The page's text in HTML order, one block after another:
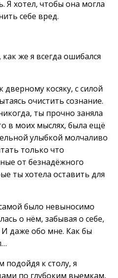
Я хотел, чтобы она могла
себе вред.
же я всегда ошибался
косяку, с силой
очистить сознание.
ты прочно заняла
в моих мыслях, была ещё
улыбкой молчаливо
только что
от безнадёжного
ты хотела оставить для
было невыносимо
о нём, забывая о себе,
И даже обо мне. Как бы
к столу, я
по глубоким выемкам,